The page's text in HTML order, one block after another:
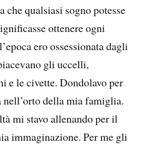
che qualsiasi sogno potesse
ottenere ogni
ero ossessionata dagli
gli uccelli,
e le civette. Dondolavo per
nell’orto della mia famiglia.
mi stavo allenando per il
immaginazione. Per me gli